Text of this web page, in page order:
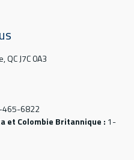
J7C 0A3
6822
et Colombie Britannique : 1-